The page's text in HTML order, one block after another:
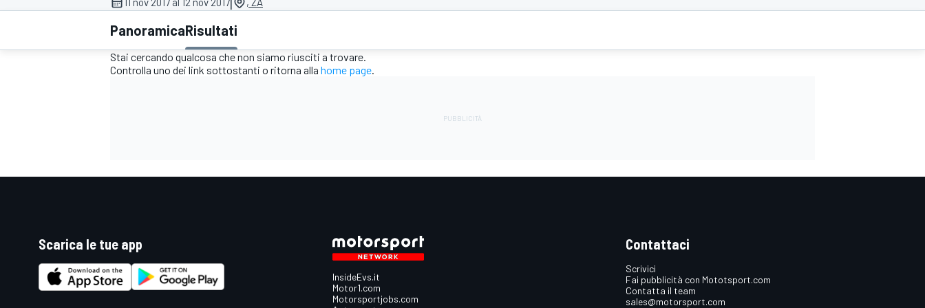
MOTOGP WEC
PanoramicaRisultati
Stai cercando qualcosa che non siamo riusciti a trovare.
Controlla uno dei link sottostanti o ritorna alla home page.
Scarica le tue app
InsideEvs.it
Motor1.com
Motorsportjobs.com
Contattaci
Scrivici
Fai pubblicità con Mototsport.com
Contatta il team
sales@motorsport.com